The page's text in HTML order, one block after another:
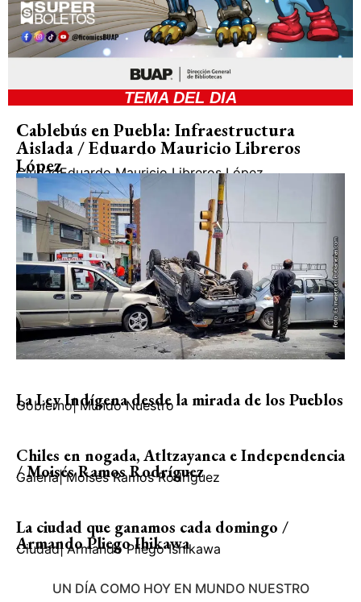
TEMA DEL DIA
Cablebús en Puebla: Infraestructura
Aislada / Eduardo Mauricio Libreros
López
CiudadEduardo Mauricio Libreros López
La Ley Indígena desde la mirada de los Pueblos
Gobierno| Mundo Nuestro
Chiles en nogada, Atltzayanca e Independencia
/ Moisés Ramos Rodríguez
Galería| Moisés Ramos Rodríguez
La ciudad que ganamos cada domingo /
Armando Pliego Ihikawa
Ciudad| Armando Pliego Ishikawa
UN DÍA COMO HOY EN MUNDO NUESTRO